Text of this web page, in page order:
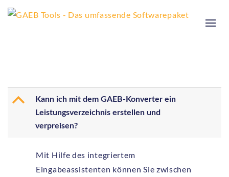
B
Kann ich mit dem GAEB-Konverter ein
Leistungsverzeichnis erstellen und
verpreisen?
Mit Hilfe des integriertem
Eingabeassistenten können Sie zwischen